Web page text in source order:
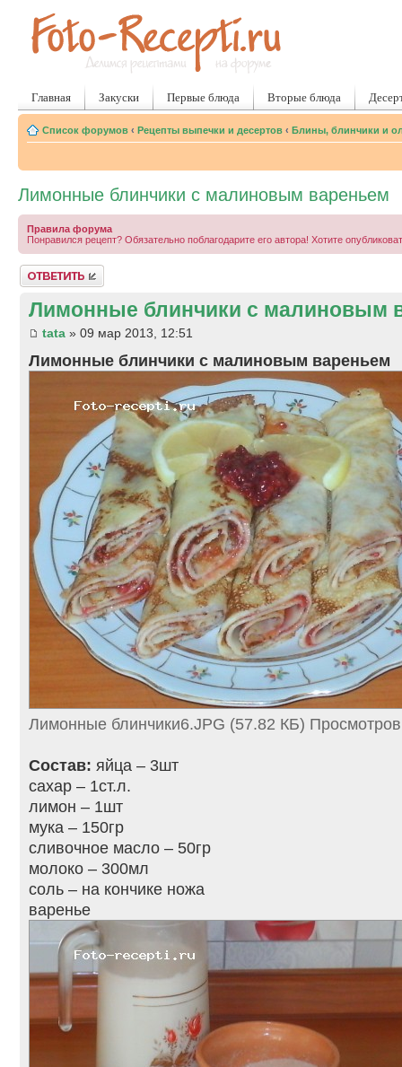
Главная Закуски Первые блюда Вторые блюда
Список форумов ‹ Рецепты выпечки и десертов ‹ Блины, блинчики и
Лимонные блинчики с малиновым вареньем
Правила форума
Понравился рецепт? Обязательно поблагодарите его автора! Хотите
Ответить
Лимонные блинчики с малиновым
tata » 09 мар 2013, 12:51
Лимонные блинчики с малиновым вареньем
Лимонные блинчики6.JPG (57.82 КБ)
Состав: яйца – 3шт
сахар – 1ст.л.
лимон – 1шт
мука – 150гр
сливочное масло – 50гр
молоко – 300мл
соль – на кончике ножа
варенье